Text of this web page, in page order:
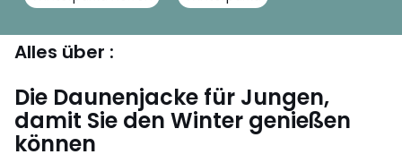
Alles über :
Die Daunenjacke für Jungen,
damit Sie den Winter genießen
können